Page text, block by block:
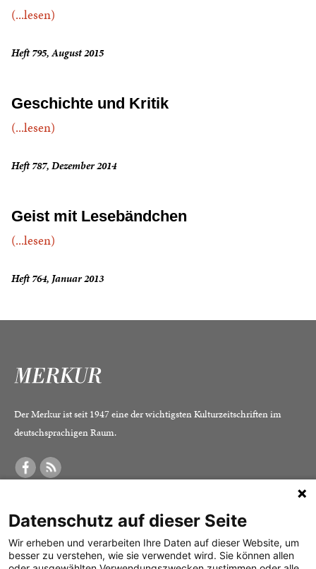
(...lesen)
Heft 795, August 2015
Geschichte und Kritik
(...lesen)
Heft 787, Dezember 2014
Geist mit Lesebändchen
(...lesen)
Heft 764, Januar 2013
Der Merkur ist seit 1947 eine der wichtigsten Kulturzeitschriften im
deutschsprachigen Raum.
Was ist der Merkur?
Herausgeber /
Redaktion
Alle Abos im Überblick
Print-Abo
Digital-Abo
Impressum
Datenschutz
Mediadaten
Datenschutz auf dieser Seite
Wir erheben und verarbeiten Ihre Daten auf dieser Website, um
besser zu verstehen, wie sie verwendet wird. Sie können allen